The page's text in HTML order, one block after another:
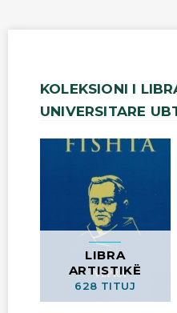
KOLEKSIONI I
UNIVERSITARE
LIBRA
ARTISTIKË
628 TITUJ